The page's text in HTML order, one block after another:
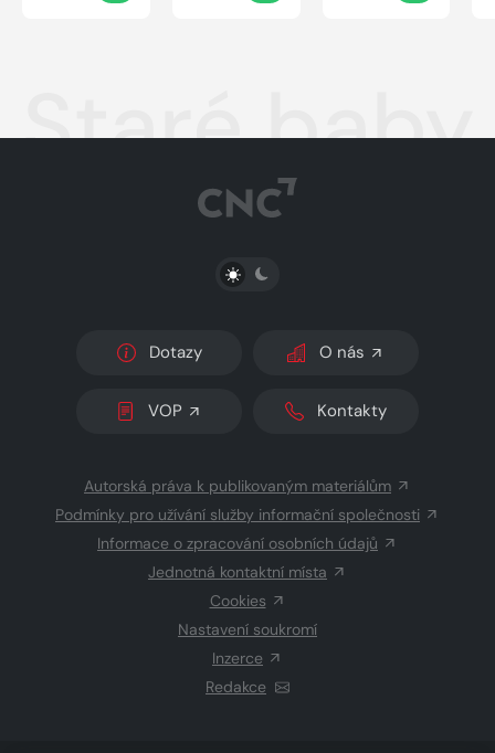
Staré
PŘEPNOUT SVĚTLÝ/TMAVÝ REŽIM
Dotazy O nás
VOP Kontakty
Autorská práva k publikovaným materiálům
Podmínky pro užívání služby informační společnosti
Informace o zpracování osobních údajů
Jednotná kontaktní místa
Cookies
Nastavení soukromí
Inzerce
Redakce